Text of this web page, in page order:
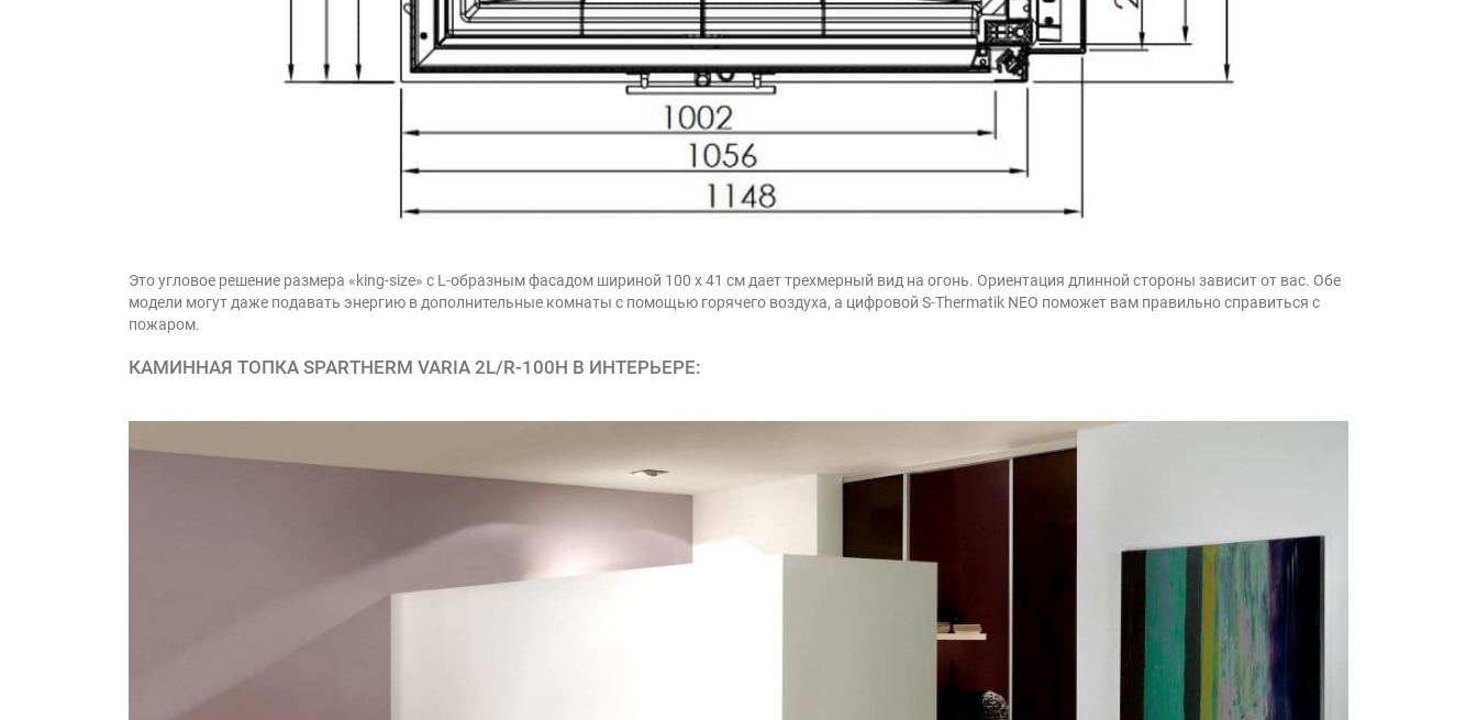
Это угловое решение размера «king-size» с L-образным фасадом шириной 100 x 41 см дает трехмерный вид на огонь. Ориентация длинной стороны зависит от вас. Обе
модели могут даже подавать энергию в дополнительные комнаты с помощью горячего воздуха, а цифровой S-Thermatik NEO поможет вам правильно справиться с
пожаром.
КАМИННАЯ ТОПКА SPARTHERM VARIA 2L/R-100H В ИНТЕРЬЕРЕ: